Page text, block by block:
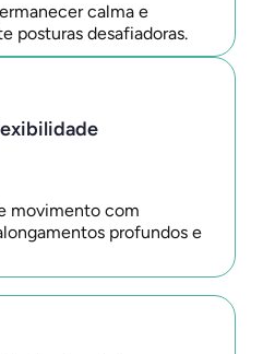
calma e
posturas desafiadoras.
movimento com
profundos e